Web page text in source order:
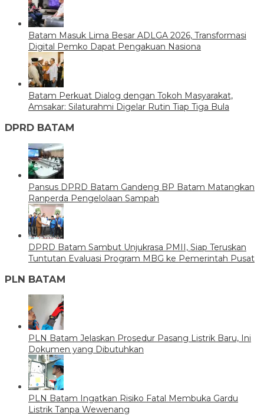
Batam Masuk Lima Besar ADLGA 2026, Transformasi
Digital Pemko Dapat Pengakuan Nasiona
Batam Perkuat Dialog dengan Tokoh Masyarakat,
Amsakar: Silaturahmi Digelar Rutin Tiap Tiga Bula
DPRD BATAM
Pansus DPRD Batam Gandeng BP Batam Matangkan
Ranperda Pengelolaan Sampah
DPRD Batam Sambut Unjukrasa PMII, Siap Teruskan
Tuntutan Evaluasi Program MBG ke Pemerintah Pusat
PLN BATAM
PLN Batam Jelaskan Prosedur Pasang Listrik Baru, Ini
Dokumen yang Dibutuhkan
PLN Batam Ingatkan Risiko Fatal Membuka Gardu
Listrik Tanpa Wewenang